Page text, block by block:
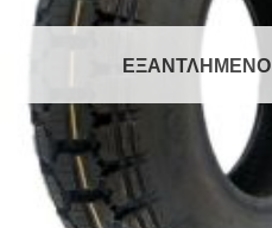
ΕΞΑΝΤΛΗΜΈΝΟ